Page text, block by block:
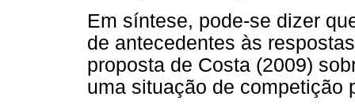
Em síntese, pode-se dizer
de antecedentes às
proposta de Costa (2009)
uma situação de competição